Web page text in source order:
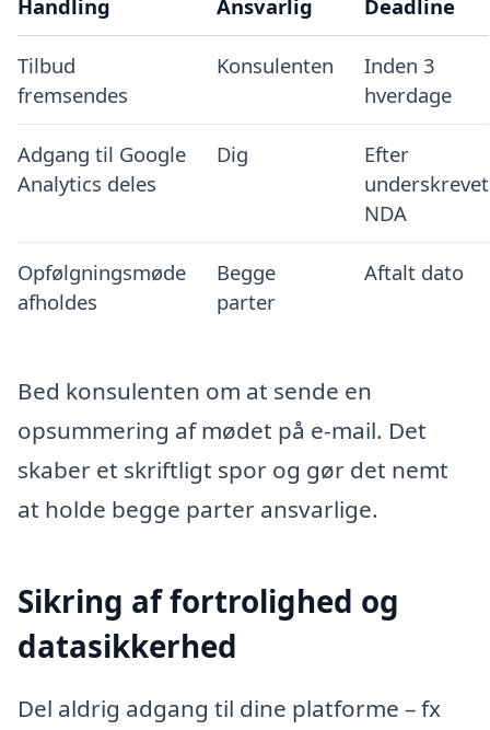
Handling Ansvarlig Deadline
Tilbud
fremsendes
Konsulenten
Inden 3
hverdage
Adgang til Google
Analytics deles
Dig
Efter
underskrevet
NDA
Opfølgningsmøde
afholdes
Begge
parter
Aftalt dato
Bed konsulenten om at sende en
opsummering af mødet på e-mail. Det
skaber et skriftligt spor og gør det nemt
at holde begge parter ansvarlige.
Sikring af fortrolighed og
datasikkerhed
Del aldrig adgang til dine platforme – fx